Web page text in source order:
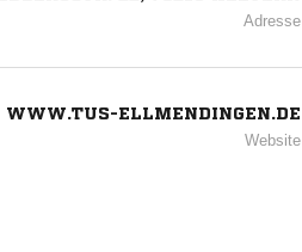
Adresse
WWW.TUS-ELLMENDINGEN.DE
Website